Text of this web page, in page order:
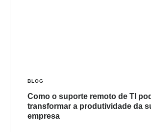
BLOG
Como o suporte remoto de TI
transformar a produtividade da
empresa